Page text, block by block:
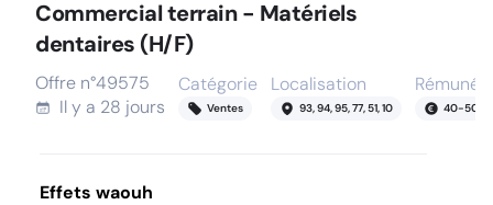
Commercial terrain - Matériels
dentaires (H/F)
Offre n°49575
Il y a 28 jours
Catégorie
Ventes
Localisation
93, 94, 95, 77, 51, 10 40-50
Effets waouh